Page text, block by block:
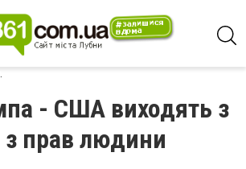
- США виходять з
прав людини